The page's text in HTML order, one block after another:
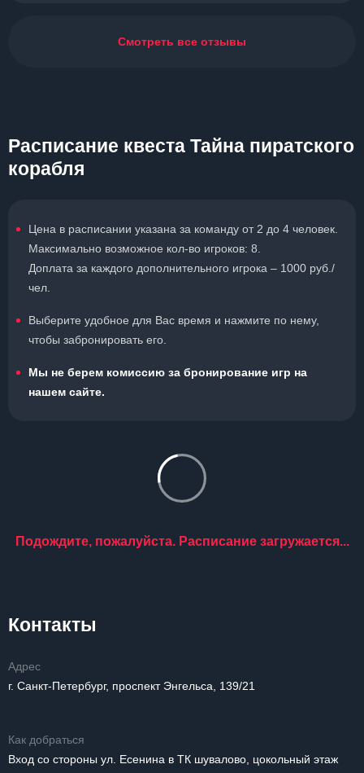
Смотреть все отзывы
Расписание квеста Тайна пиратского
корабля
Цена в расписании указана за команду от 2 до 4 человек.
Максимально возможное кол-во игроков: 8.
Доплата за каждого дополнительного игрока – 1000 руб./
чел.
Выберите удобное для Вас время и нажмите по нему,
чтобы забронировать его.
Мы не берем комиссию за бронирование игр на
нашем сайте.
Подождите, пожалуйста. Расписание загружается...
Контакты
Адрес
г. Санкт-Петербург, проспект Энгельса, 139/21
Как добраться
Вход со стороны ул. Есенина в ТК шувалово, цокольный этаж